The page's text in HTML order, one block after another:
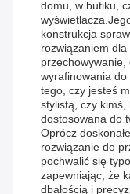
domu, w butiku,
konstrukcja
rozwiązaniem
wyrafinowania
tego, czy jesteś
stylistą, czy
dostosowana do
Oprócz
rozwiązanie do
pochwalić się
zapewniając, że
dbałością i